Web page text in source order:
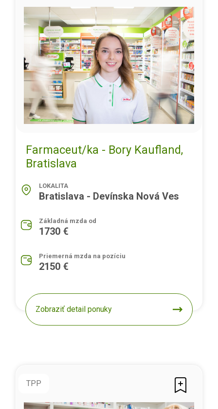
Farmaceut/ka - Bory Kaufland,
Bratislava
LOKALITA
Bratislava - Devínska Nová Ves
Základná mzda od
1730 €
Priemerná mzda na pozíciu
2150 €
Zobraziť detail ponuky
TPP